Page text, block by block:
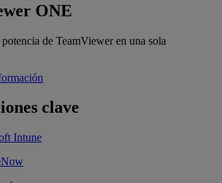
ONE
de TeamViewer en una sola
clave
Intune